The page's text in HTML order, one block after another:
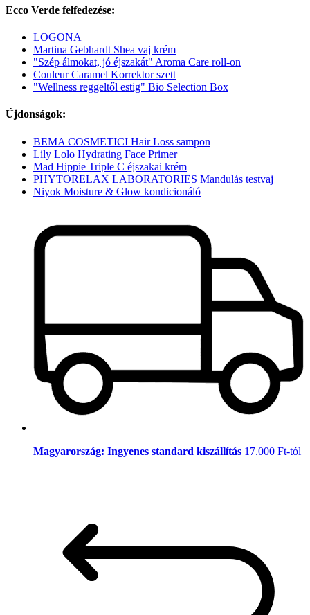
Ecco Verde felfedezése:
LOGONA
Martina Gebhardt Shea vaj krém
"Szép álmokat, jó éjszakát" Aroma Care roll-on
Couleur Caramel Korrektor szett
"Wellness reggeltől estig" Bio Selection Box
Újdonságok:
BEMA COSMETICI Hair Loss sampon
Lily Lolo Hydrating Face Primer
Mad Hippie Triple C éjszakai krém
PHYTORELAX LABORATORIES Mandulás testvaj
Niyok Moisture & Glow kondicionáló
Magyarország: Ingyenes standard kiszállítás 17.000 Ft-tól